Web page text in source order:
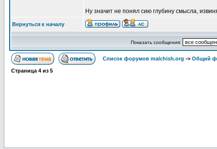
Ну значит не понял сию глубину смысла,
Вернуться к началу
Показать сообщения:
Список форумов malchish.org -> Общий
Страница 4 из 5